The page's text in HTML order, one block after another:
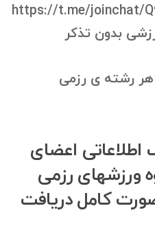
https://t.me/joinchat/
بدون تذکر
هر رشته ی رزمی
اطلاعاتی اعضای
ورزشهای رزمی
کامل دریافت